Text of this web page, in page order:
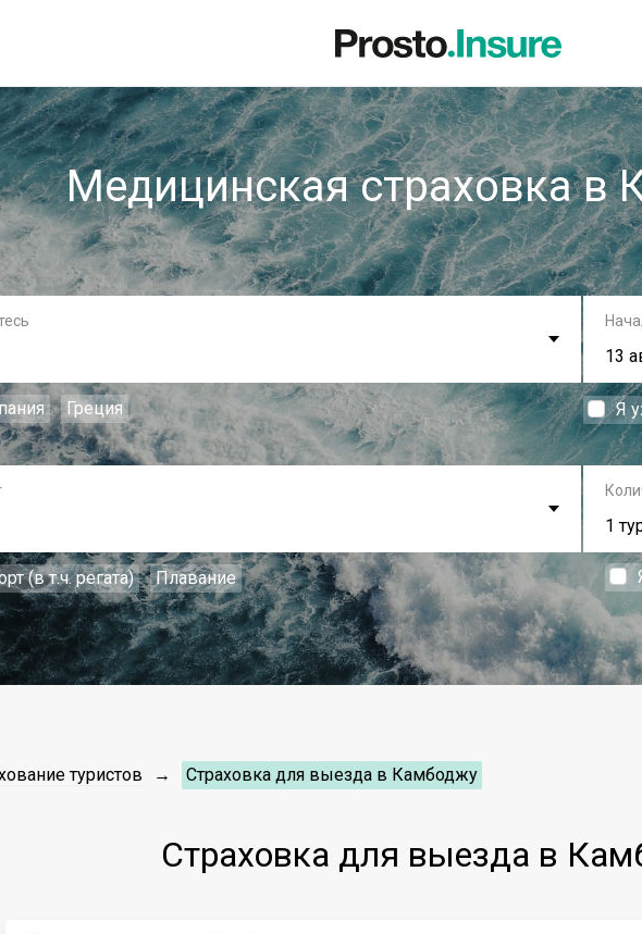
Медицинская страховка в
Греция Я
(в т.ч. регата) Плавание
1
туристов Страховка для выезда в Камбоджу
Страховка для выезда в